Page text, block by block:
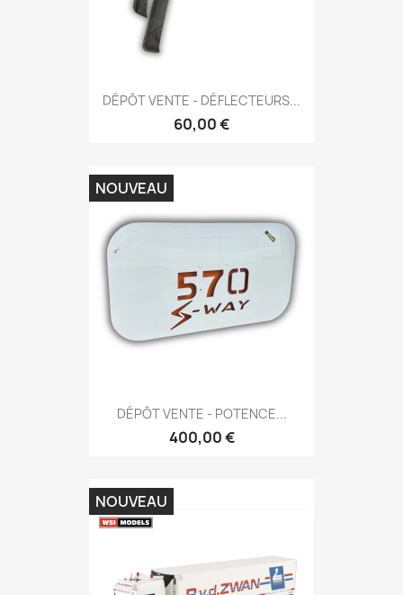
DÉPÔT VENTE - DÉFLECTEURS...
60,00 €
DÉPÔT VENTE - POTENCE...
400,00 €
NOUVEAU
NOUVEAU